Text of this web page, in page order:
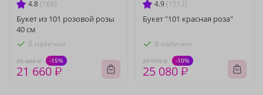
4.8 (168)
Букет из 101 розовой розы
40 см
В наличии
25 480 ₽ -15%
21 660 ₽
4.9 (1512)
Букет "101 красная роза"
В наличии
27 770 ₽ -10%
25 080 ₽